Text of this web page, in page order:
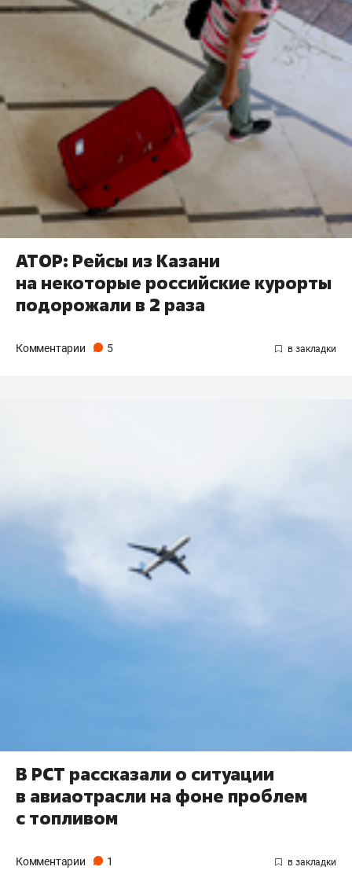
АТОР: Рейсы из Казани
на некоторые российские курорты
подорожали в 2 раза
Комментарии 5
В РСТ рассказали о ситуации
в авиаотрасли на фоне проблем
с топливом
Комментарии 1